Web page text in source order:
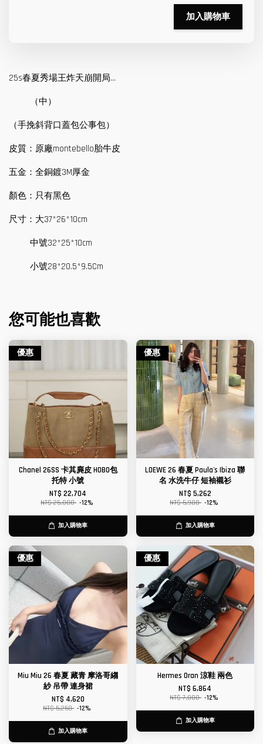
加入購物車
25s春夏秀場王炸天崩開局…
（中）
（手挽斜背口蓋包公事包）
皮質：原廠montebello胎牛皮
五金：全銅鍍3M厚金
顏色：只有黑色
尺寸：大37*26*10cm
中號32*25*10cm
小號28*20.5*9.5Cm
您可能也喜歡
優惠
Chanel 26SS 卡其麂皮 HOBO包
托特 小號
NT$ 22,704
NT$ 25,800 -12%
加入購物車
優惠
LOEWE 26 春夏 Paula's Ibiza 聯
名 水洗牛仔 短袖襯衫
NT$ 5,262
NT$ 5,980 -12%
加入購物車
優惠
Miu Miu 26 春夏 藏青 摩洛哥縐
紗 吊帶 連身裙
NT$ 4,620
NT$ 5,250 -12%
加入購物車
優惠
Hermes Oran 涼鞋 兩色
NT$ 6,864
NT$ 7,800 -12%
加入購物車